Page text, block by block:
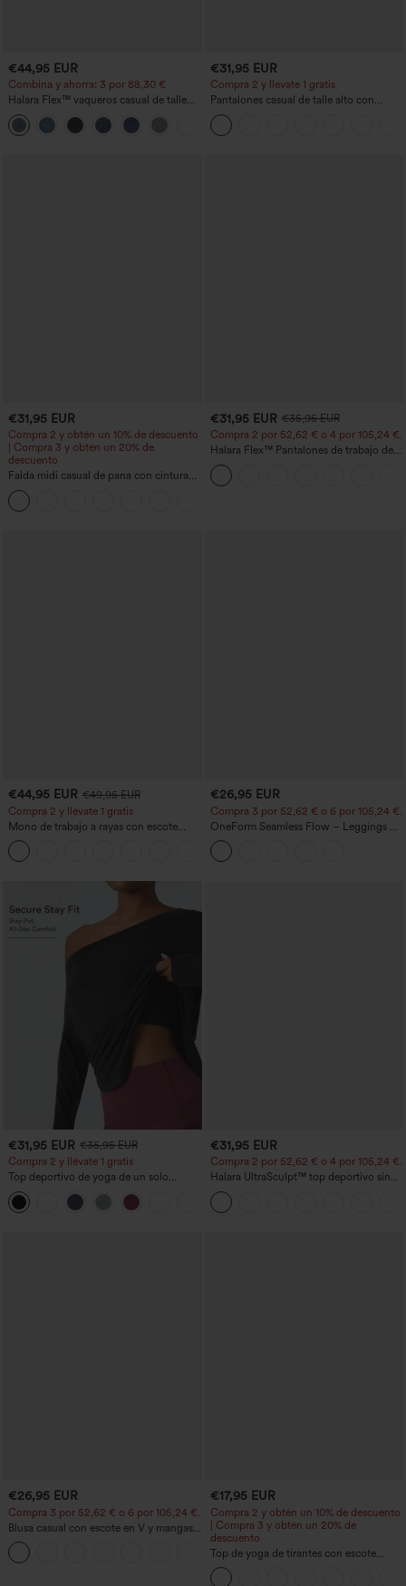
€44,95 EUR
Combina y ahorra: 3 por 88,30 €
Halara Flex™ vaqueros casual de talle
alto con bolsillos, estilo baggy de pierna
ancha, efecto lavado
€31,95 EUR
Compra 2 y llévate 1 gratis
Pantalones casual de talle alto con
cordón, pernera ancha, en mezcla de
lino y con bolsillos
€31,95 EUR
Compra 2 y obtén un 10% de descuento
| Compra 3 y obtén un 20% de
descuento
Falda midi casual de pana con cintura
media y bolsillo lateral frontal con
solapa
€31,95 EUR €35,95 EUR
Compra 2 por 52,62 € o 4 por 105,24 €.
Halara Flex™ Pantalones de trabajo de
talle alto, moldeadores del cuerpo, que
estilizan la cintura, con bolsillos, de
pierna ancha en micro‑waffle
€44,95 EUR €49,95 EUR
Compra 2 y llévate 1 gratis
Mono de trabajo a rayas con escote
barco, sin mangas, lazo lateral, tacto
Cool Touch y bolsillos - Edición Easy
Peezy
€26,95 EUR
Compra 3 por 52,62 € o 6 por 105,24 €.
OneForm Seamless Flow – Leggings de
yoga sin costuras, tiro medio, control de
abdomen y realce de glúteos
€31,95 EUR €35,95 EUR
Compra 2 y llévate 1 gratis
Top deportivo de yoga de un solo
hombro, manga larga con agujero para
el pulgar, dobladillo curvo estilo high-
low (frente más corto, espalda más
€31,95 EUR
Compra 2 por 52,62 € o 4 por 105,24 €.
Halara UltraSculpt™ top deportivo sin
mangas con escote redondo y bajo
curvo
€26,95 EUR
Compra 3 por 52,62 € o 6 por 105,24 €.
Blusa casual con escote en V y mangas
cortas abullonadas
€17,95 EUR
Compra 2 y obtén un 10% de descuento
| Compra 3 y obtén un 20% de
descuento
Top de yoga de tirantes con escote
redondo, fruncido y tacto fresco -
UPF50+